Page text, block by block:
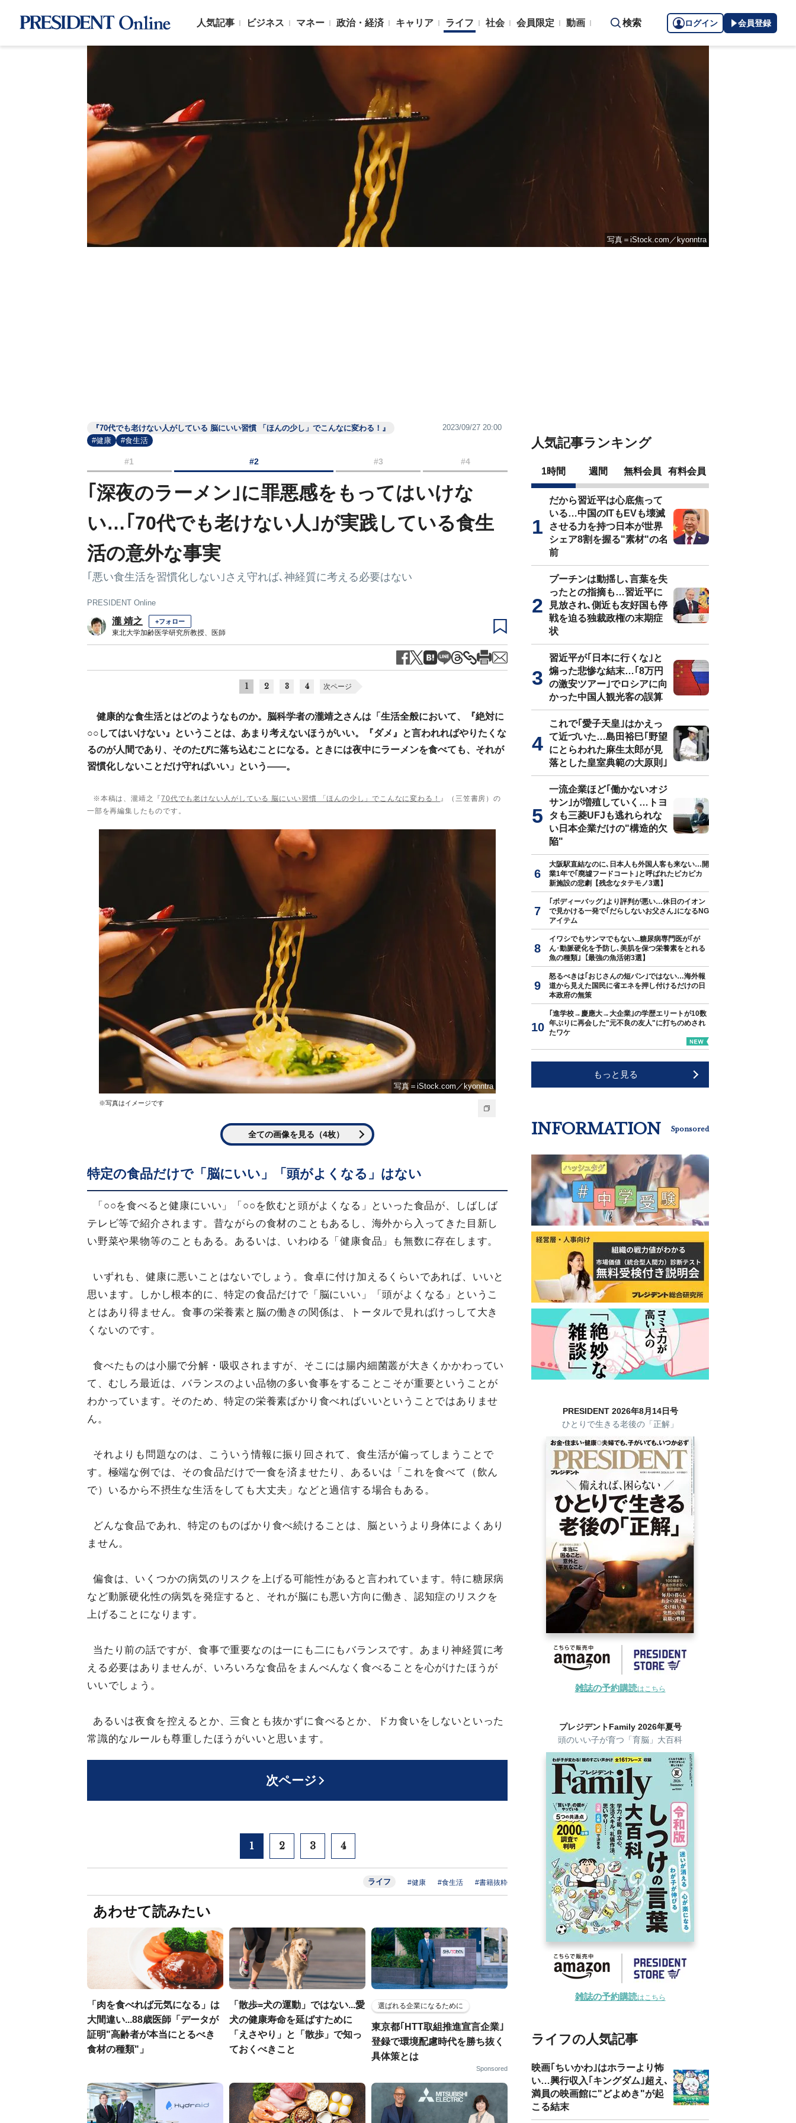
人気記事 ビジネス マネー 政治・経済 キャリア ライフ 社会 会員限定 動画 検索 ログイン 会員登録
写真＝iStock.com／kyonntra
『70代でも老けない人がしている 脳にいい習慣 「ほんの少し」でこんなに変わる！』
#健康
#食生活
2023/09/27 20:00
#1 #2 #3 #4
｢深夜のラーメン｣に罪悪感をもってはいけな
い…｢70代でも老けない人｣が実践している食生
活の意外な事実
｢悪い食生活を習慣化しない｣さえ守れば､神経質に考える必要はない
PRESIDENT Online
瀧 靖之 +フォロー
東北大学加齢医学研究所教授、医師
1 2 3 4 次ページ
健康的な食生活とはどのようなものか。脳科学者の瀧靖之さんは「生活全般において、『絶対に
○○してはいけない』ということは、あまり考えないほうがいい。『ダメ』と言われればやりたくな
るのが人間であり、そのたびに落ち込むことになる。ときには夜中にラーメンを食べても、それが
習慣化しないことだけ守ればいい」という――。
※本稿は、瀧靖之『70代でも老けない人がしている 脳にいい習慣 「ほんの少し」でこんなに変わる！ 』（三笠書房）の
一部を再編集したものです。
写真＝iStock.com／kyonntra
※写真はイメージです
全ての画像を見る（4枚）
特定の食品だけで「脳にいい」「頭がよくなる」はない
「○○を食べると健康にいい」「○○を飲むと頭がよくなる」といった食品が、しばしば
テレビ等で紹介されます。昔ながらの食材のこともあるし、海外から入ってきた目新し
い野菜や果物等のこともある。あるいは、いわゆる「健康食品」も無数に存在します。
いずれも、健康に悪いことはないでしょう。食卓に付け加えるくらいであれば、いいと
思います。しかし根本的に、特定の食品だけで「脳にいい」「頭がよくなる」というこ
とはあり得ません。食事の栄養素と脳の働きの関係は、トータルで見ればけっして大き
くないのです。
食べたものは小腸で分解・吸収されますが、そこには腸内細菌叢が大きくかかわってい
て、むしろ最近は、バランスのよい品物の多い食事をすることこそが重要ということが
わかっています。そのため、特定の栄養素ばかり食べればいいということではありませ
ん。
それよりも問題なのは、こういう情報に振り回されて、食生活が偏ってしまうことで
す。極端な例では、その食品だけで一食を済ませたり、あるいは「これを食べて（飲ん
で）いるから不摂生な生活をしても大丈夫」などと過信する場合もある。
どんな食品であれ、特定のものばかり食べ続けることは、脳というより身体によくあり
ません。
偏食は、いくつかの病気のリスクを上げる可能性があると言われています。特に糖尿病
など動脈硬化性の病気を発症すると、それが脳にも悪い方向に働き、認知症のリスクを
上げることになります。
当たり前の話ですが、食事で重要なのは一にも二にもバランスです。あまり神経質に考
える必要はありませんが、いろいろな食品をまんべんなく食べることを心がけたほうが
いいでしょう。
あるいは夜食を控えるとか、三食とも抜かずに食べるとか、ドカ食いをしないといった
常識的なルールも尊重したほうがいいと思います。
次ページ
1 2 3 4
ライフ #健康 #食生活 #書籍抜粋
あわせて読みたい
「肉を食べれば元気になる」は
大間違い...88歳医師「データが
証明"高齢者が本当にとるべき
食材の種類"」
「散歩=犬の運動」ではない...愛
犬の健康寿命を延ばすために
「えさやり」と「散歩」で知っ
ておくべきこと
選ばれる企業になるために
東京都｢HTT取組推進宣言企業｣
登録で環境配慮時代を勝ち抜く
具体策とは
Sponsored
人気記事ランキング
1時間 週間 無料会員 有料会員
だから習近平は心底焦って
いる…中国のITもEVも壊滅
させる力を持つ日本が世界
シェア8割を握る"素材"の名
前
プーチンは動揺し､言葉を失
ったとの指摘も…習近平に
見放され､側近も友好国も停
戦を迫る独裁政権の末期症
状
習近平が｢日本に行くな｣と
煽った悲惨な結末…｢8万円
の激安ツアー｣でロシアに向
かった中国人観光客の誤算
これで｢愛子天皇｣はかえっ
て近づいた…島田裕巳｢野望
にとらわれた麻生太郎が見
落とした皇室典範の大原則｣
一流企業ほど｢働かないオジ
サン｣が増殖していく…トヨ
タも三菱UFJも逃れられな
い日本企業だけの"構造的欠
陥"
大阪駅直結なのに､日本人も外国人客も来ない…開
業1年で｢廃墟フードコート｣と呼ばれたピカピカ
新施設の悲劇【残念なタテモノ3選】
｢ボディーバッグ｣より評判が悪い…休日のイオン
で見かける一発で｢だらしないお父さん｣になるNG
アイテム
イワシでもサンマでもない...糖尿病専門医が｢が
ん･動脈硬化を予防し､美肌を保つ栄養素をとれる
魚の種類｣【最強の魚活術3選】
怒るべきは｢おじさんの短パン｣ではない…海外報
道から見えた国民に省エネを押し付けるだけの日
本政府の無策
｢進学校→慶應大→大企業｣の学歴エリートが10数
年ぶりに再会した"元不良の友人"に打ちのめされ
たワケ
もっと見る
INFORMATION Sponsored
PRESIDENT 2026年8月14日号
ひとりで生きる老後の「正解」
雑誌の予約購読はこちら
プレジデントFamily 2026年夏号
頭のいい子が育つ「育脳」大百科
雑誌の予約購読はこちら
ライフの人気記事
映画｢ちいかわ｣はホラーより怖
い…興行収入｢キングダム｣超え､
満員の映画館に"どよめき"が起
こる結末